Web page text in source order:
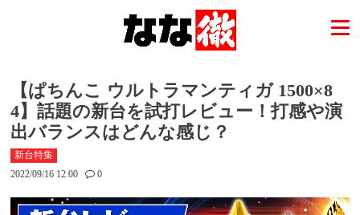
【ぱちんこ ウルトラマンティガ 1500×8
4】話題の新台を試打レビュー！打感や演
出バランスはどんな感じ？
新台特集
2022/09/16 12:00
0